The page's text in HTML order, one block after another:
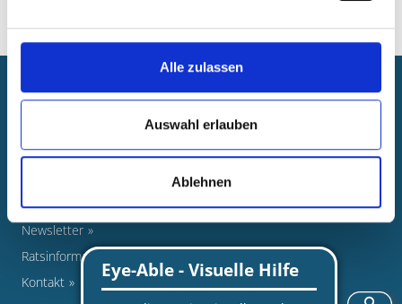
Alle zulassen
Auswahl erlauben
Ablehnen
Newsroom
Pressearbeit
Stellenausschreibungen
Newsletter
Ratsinformationssystem
Kontakt